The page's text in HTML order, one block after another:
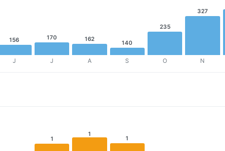
156
J
170
J
162
A
140
S
235
O
327
N
1
1
1